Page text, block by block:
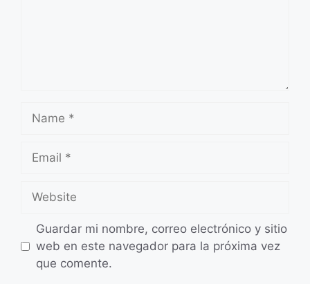
Name
Email
Website
Guardar mi nombre, correo electrónico y sitio
web en este navegador para la próxima vez
que comente.